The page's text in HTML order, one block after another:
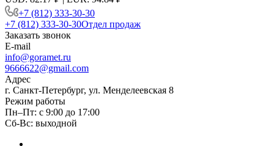
+7 (812) 333-30-30
+7 (812) 333-30-30Отдел продаж
Заказать звонок
E-mail
info@goramet.ru
9666622@gmail.com
Адрес
г. Санкт-Петербург, ул. Менделеевская 8
Режим работы
Пн–Пт: с 9:00 до 17:00
Сб-Вс: выходной